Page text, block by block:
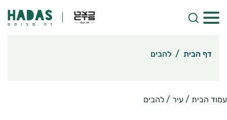
דף הבית / להבים
עמוד הבית / עיר / להבים